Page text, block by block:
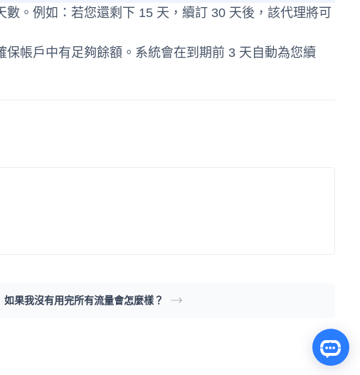
。例如：若您還剩下 15 天，續訂 30 天後，該代理將可
帳戶中有足夠餘額。系統會在到期前 3 天自動為您續
如果我沒有用完所有流量會怎麼樣？